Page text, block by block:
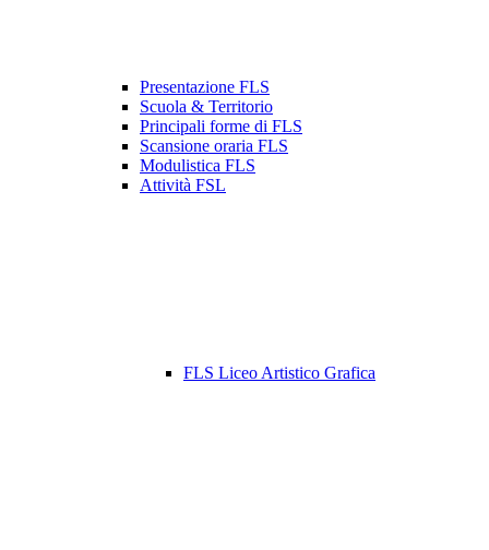
Presentazione FLS
Scuola & Territorio
Principali forme di FLS
Scansione oraria FLS
Modulistica FLS
Attività FSL
FLS Liceo Artistico Grafica